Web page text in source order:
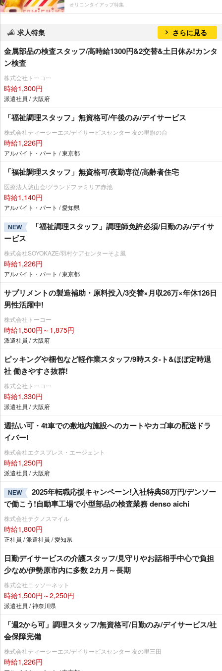
オリコンタイアップ特集
求人特集 さらに見る
金属部品の検査スタッフ/高時給1300円&2交替&土日休み!カンタ
ン検査
株式会社トーコー
時給1,300円
派遣社員 / 大阪府
「福祉調理スタッフ」無資格可/午後のみ/デイサービス
株式会社ティーシーエス/デイサービスセンター 友の里旗の台
時給1,226円
アルバイト・パート / 東京都
「福祉調理スタッフ」無資格可/夜勤専従/高齢者住宅
医療法人悠山会/グランドファミリア赤池
時給1,140円
アルバイト・パート / 愛知県
NEW
「福祉調理スタッフ」調理師免許必須/日勤のみ/デイサ
ービス
株式会社SOYOKAZE/羽村ケアセンターそよ風
時給1,226円
アルバイト・パート / 東京都
サプリメントの製造補助・原料投入/3交替×月収26万×年休126日
男性活躍中!
株式会社トーコー
時給1,500円～1,875円
派遣社員 / 大阪府
ピッキングや梱包など軽作業スタッフ/9時スタ-ト&ほぼ定時退
社 働きやすさ抜群!
株式会社トーコー
時給1,330円
派遣社員 / 大阪府
週払い可・4t車での敷地内施設へのカートやカゴ車の配送ドラ
イバー!
株式会社エクスプレス・エージェント
時給1,250円
派遣社員 / 大阪府
NEW
2025年転職応援キャンペーン!入社特典58万円/デンソー
で働こう!自動車工場で小型部品の検査業務 denso aichi
株式会社テクノスマイル
時給1,800円
正社員 / 派遣社員 / 愛知県
日勤デイサービスの介護スタッフ/見守りやお話相手中心で負担
少なめ/伊勢原市内に多数 2カ月～長期
株式会社ニッソーネット
時給1,500円～2,250円
派遣社員 / 神奈川県
「週2から可」調理スタッフ/無資格可/日勤のみ/デイサービス/社
会保障完備
株式会社ティーシーエス/デイサービスセンター 友の里三田
時給1,226円